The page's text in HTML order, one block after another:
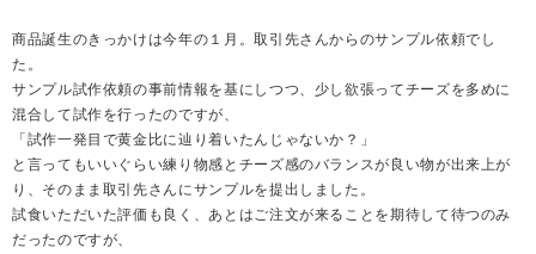
商品誕生のきっかけは今年の１月。取引先さんからのサンプル依頼でし
た。
サンプル試作依頼の事前情報を基にしつつ、少し欲張ってチーズを多めに
混合して試作を行ったのですが、
「試作一発目で黄金比に辿り着いたんじゃないか？」
と言ってもいいぐらい練り物感とチーズ感のバランスが良い物が出来上が
り、そのまま取引先さんにサンプルを提出しました。
試食いただいた評価も良く、あとはご注文が来ることを期待して待つのみ
だったのですが、